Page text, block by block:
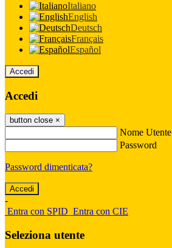
Italiano
English
Deutsch
Français
Español
Accedi
Accedi
button close ×
Nome Utente
Password
Password dimenticata?
-
Entra con SPID Entra con CIE
Seleziona utente